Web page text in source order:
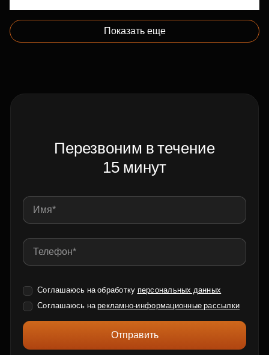
Показать еще
Перезвоним в течение
15 минут
Соглашаюсь на обработку персональных данных
Соглашаюсь нарекламно-информационные рассылки
Отправить